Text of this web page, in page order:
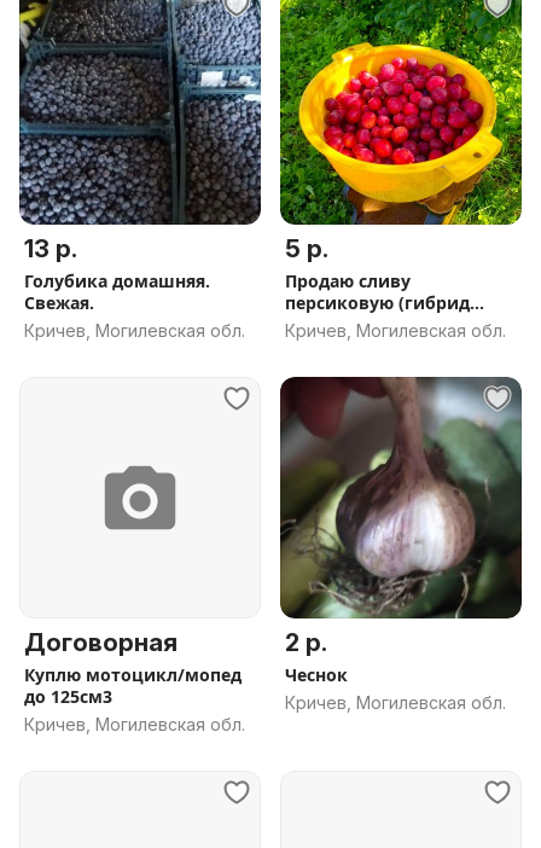
13 р.
Голубика домашняя.
Свежая.
Кричев, Могилевская обл.
5 р.
Продаю сливу
персиковую (гибрид
сливы и персик)
Кричев, Могилевская обл.
Договорная
Куплю мотоцикл/мопед
до 125см3
Кричев, Могилевская обл.
2 р.
Чеснок
Кричев, Могилевская обл.